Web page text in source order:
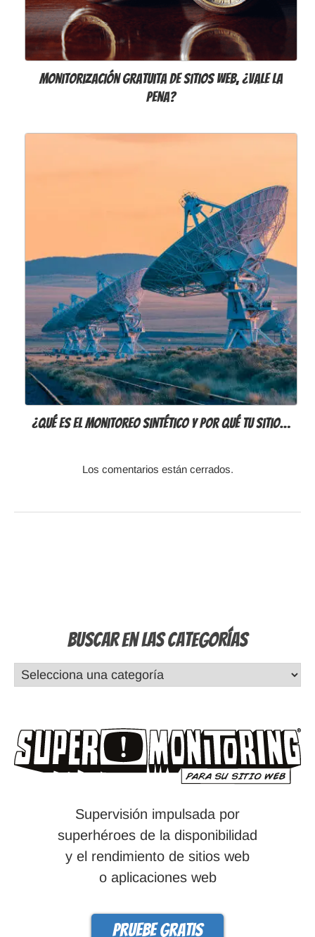
Monitorización gratuita de sitios web, ¿vale la
pena?
¿Qué es el monitoreo sintético y por qué tu sitio…
Los comentarios están cerrados.
Buscar en las Categorías
Supervisión impulsada por
superhéroes de la disponibilidad
y el rendimiento de sitios web
o aplicaciones web
Pruebe gratis